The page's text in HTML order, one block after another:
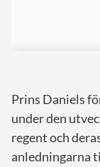
Prins Daniels
under den
regent och
anledningarna